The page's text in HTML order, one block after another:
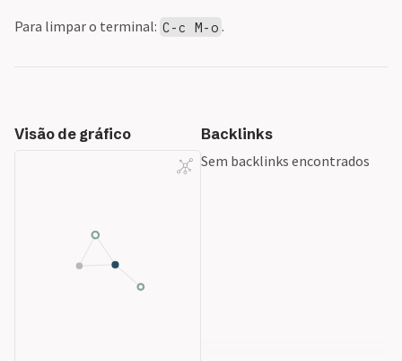
Para limpar o terminal: C-c M-o .
Visão de gráfico
Backlinks
Sem backlinks encontrados